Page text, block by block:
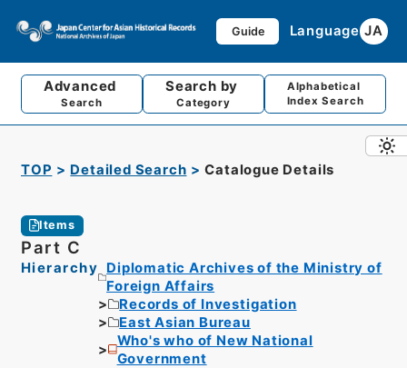
Guide Language JA
Advanced
Search
Search by
Category
Alphabetical
Index Search
TOP Detailed Search Catalogue Details
Items
Part C
Hierarchy
Diplomatic Archives of the Ministry of
Foreign Affairs
Records of Investigation
East Asian Bureau
Who's who of New National
Government